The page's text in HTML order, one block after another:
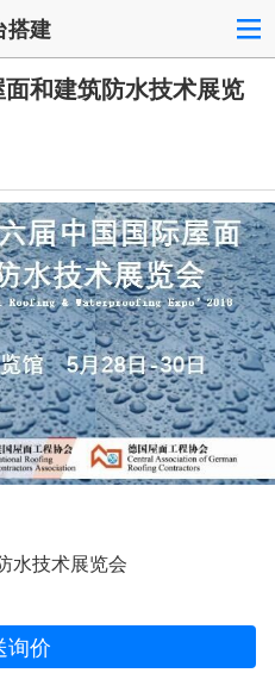
搭建
和建筑防水技术展览
水技术展览会
询价